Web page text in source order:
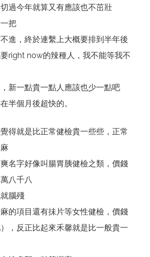
過今年就算又有應該也不茁壯
把
進，終於連繫上大概要排到半年後
right now的辣種人，我不能等我不
新一點貴一點人應該也少一點吧
半個月後超快的。
得就是比正常健檢貴一些些，正常
名字好像叫腸胃胰健檢之類，價錢
八千八
腦殘
的項目還有抺片等女性健檢，價錢
，反正比起來禾馨就是比一般貴一